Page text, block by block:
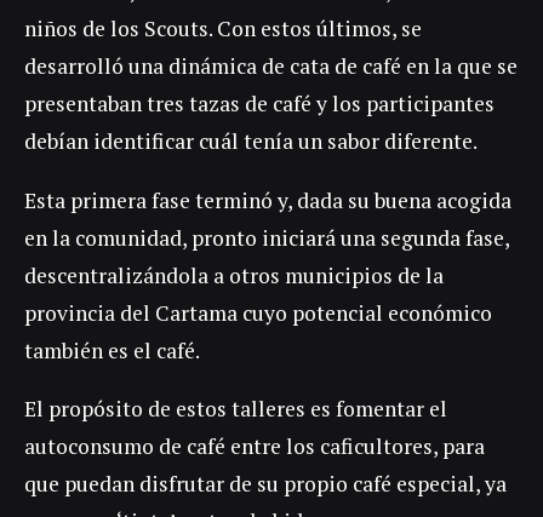
niños de los Scouts. Con estos últimos, se
desarrolló una dinámica de cata de café en la que se
presentaban tres tazas de café y los participantes
debían identificar cuál tenía un sabor diferente.
Esta primera fase terminó y, dada su buena acogida
en la comunidad, pronto iniciará una segunda fase,
descentralizándola a otros municipios de la
provincia del Cartama cuyo potencial económico
también es el café.
El propósito de estos talleres es fomentar el
autoconsumo de café entre los caficultores, para
que puedan disfrutar de su propio café especial, ya